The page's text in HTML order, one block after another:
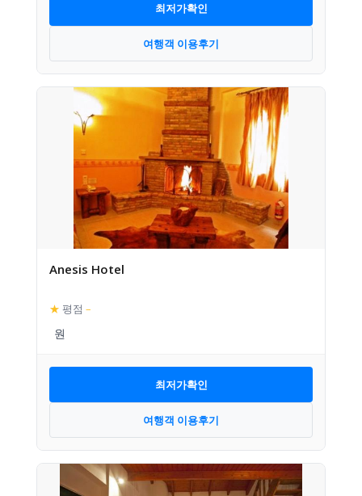
최저가확인
여행객 이용후기
Anesis Hotel
★ 평점 –
최저가확인
여행객 이용후기